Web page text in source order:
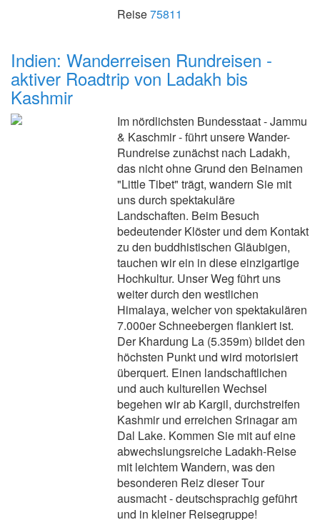
Reise75811
Indien: Wanderreisen Rundreisen -
aktiver Roadtrip von Ladakh bis
Kashmir
Im nördlichsten Bundesstaat - Jammu
& Kaschmir - führt unsere Wander-
Rundreise zunächst nach Ladakh,
das nicht ohne Grund den Beinamen
"Little Tibet" trägt, wandern Sie mit
uns durch spektakuläre
Landschaften. Beim Besuch
bedeutender Klöster und dem Kontakt
zu den buddhistischen Gläubigen,
tauchen wir ein in diese einzigartige
Hochkultur. Unser Weg führt uns
weiter durch den westlichen
Himalaya, welcher von spektakulären
7.000er Schneebergen flankiert ist.
Der Khardung La (5.359m) bildet den
höchsten Punkt und wird motorisiert
überquert. Einen landschaftlichen
und auch kulturellen Wechsel
begehen wir ab Kargil, durchstreifen
Kashmir und erreichen Srinagar am
Dal Lake. Kommen Sie mit auf eine
abwechslungsreiche Ladakh-Reise
mit leichtem Wandern, was den
besonderen Reiz dieser Tour
ausmacht - deutschsprachig geführt
und in kleiner Reisegruppe!